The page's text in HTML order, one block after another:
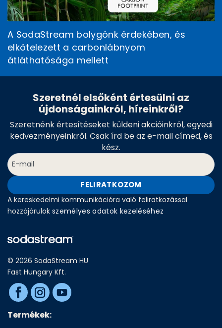
A SodaStream bolygónk érdekében, és
elkötelezett a carbonlábnyom
átláthatósága mellett
Szeretnél elsőként értesülni az
újdonságainkról, híreinkről?
Szeretnénk értesítéseket küldeni akcióinkról, egyedi
kedvezményeinkről. Csak írd be az e-mail címed, és
kész.
FELIRATKOZOM
A kereskedelmi kommunikációra való feliratkozással
hozzájárulok személyes adatok kezeléséhez
© 2026 SodaStream HU
Fast Hungary Kft.
Termékek: